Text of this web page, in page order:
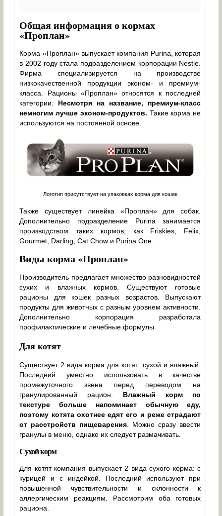
Общая информация о кормах
«Проплан»
Корма «Проплан» выпускает компания Purina, которая
в 2002 году стала подразделением корпорации Nestle.
Фирма специализируется на производстве
низкокачественной продукции эконом- и премиум-
класса. Рационы «Проплан» относятся к последней
категории. Несмотря на название, премиум-класс
немногим лучше эконом-продуктов. Такие корма не
используются на постоянной основе.
Логотип присутствует на упаковках корма для кошек
Также существует линейка «Проплан» для собак.
Дополнительно подразделение Purina занимается
производством таких кормов, как Friskies, Felix,
Gourmet, Darling, Cat Chow и Purina One.
Виды корма «Проплан»
Производитель предлагает множество разновидностей
сухих и влажных кормов. Существуют готовые
рационы для кошек разных возрастов. Выпускают
продукты для животных с разным уровнем активности.
Дополнительно корпорация разработала
профилактические и лечебные формулы.
Для котят
Существует 2 вида корма для котят: сухой и влажный.
Последний уместно использовать в качестве
промежуточного звена перед переводом на
гранулированный рацион. Влажный корм по
текстуре больше напоминает обычную еду,
поэтому котята охотнее едят его и реже страдают
от расстройств пищеварения . Можно сразу ввести
гранулы в меню, однако их следует размачивать.
Сухой корм
Для котят компания выпускает 2 вида сухого корма: с
курицей и с индейкой. Последний используют при
повышенной чувствительности и склонности к
аллергическим реакциям. Рассмотрим оба готовых
рациона.